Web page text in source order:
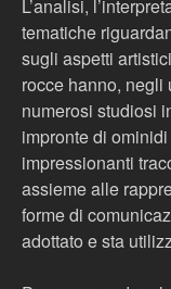
L’analisi,
tematiche
sugli aspetti
rocce hanno, negli
numerosi studiosi
impronte di
impressionanti
assieme alle
forme di
adottato e sta